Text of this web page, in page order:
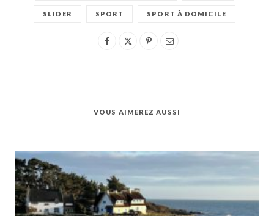
SLIDER SPORT SPORT À DOMICILE
VOUS AIMEREZ AUSSI